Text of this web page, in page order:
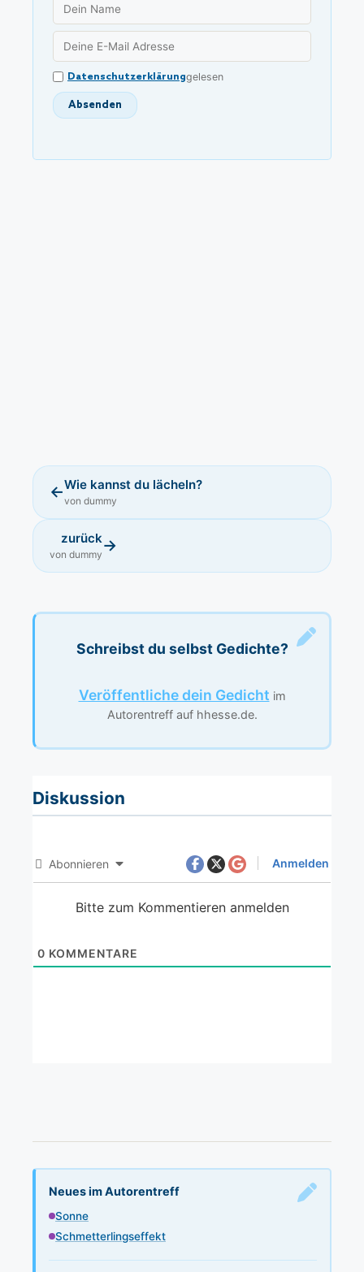
Datenschutzerklärunggelesen
←Wie kannst du lächeln?
von dummy
zurück
von dummy →
Schreibst du selbst Gedichte?
Veröffentliche dein Gedicht im
Autorentreff auf hhesse.de.
Diskussion
Abonnieren Anmelden
Bitte zum Kommentieren anmelden
0 KOMMENTARE
Neues im Autorentreff
Sonne
Schmetterlingseffekt